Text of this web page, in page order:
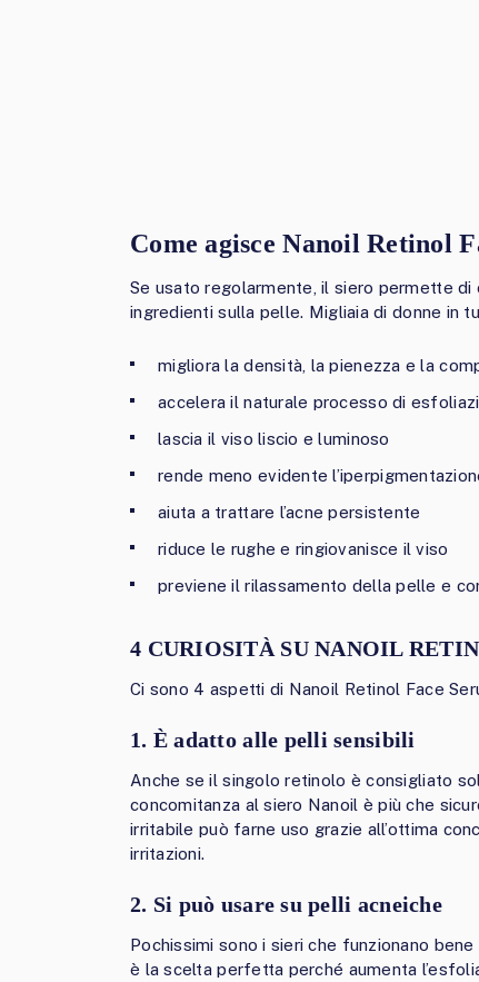
Come agisce Nanoil Retinol
Se usato regolarmente, il siero permette
ingredienti sulla pelle. Migliaia di donne in
migliora la densità, la pienezza e la
accelera il naturale processo di
lascia il viso liscio e luminoso
rende meno evidente
aiuta a trattare l’acne persistente
riduce le rughe e ringiovanisce il viso
previene il rilassamento della pelle e
4 CURIOSITÀ SU NANOIL
Ci sono 4 aspetti di Nanoil Retinol Face
1. È adatto alle pelli sensibili
Anche se il singolo retinolo è consigliato
concomitanza al siero Nanoil è più che
irritabile può farne uso grazie all’ottima
irritazioni.
2. Si può usare su pelli acneiche
Pochissimi sono i sieri che funzionano
è la scelta perfetta perché aumenta